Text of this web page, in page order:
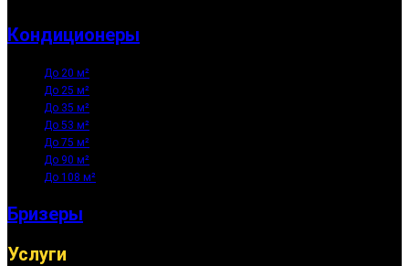
Кондиционеры
До 20 м²
До 25 м²
До 35 м²
До 53 м²
До 75 м²
До 90 м²
До 108 м²
Бризеры
Услуги